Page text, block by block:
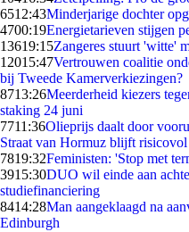
6512:43Minderjarige dochter
4700:19Energietarieven stijgen
13619:15Zangeres stuurt 'witte'
12015:47Vertrouwen coalitie
bij Tweede Kamerverkiezingen?
8713:26Meerderheid kiezers
staking 24 juni
7711:36Olieprijs daalt door
Straat van Hormuz blijft risicovol
7819:32Feministen: 'Stop met
3915:30DUO wil einde aan
studiefinanciering
8414:28Man aangeklaagd na
Edinburgh